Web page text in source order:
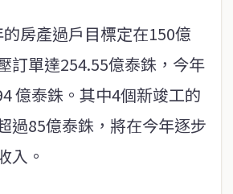
房產過戶目標定在150億
訂單達254.55億泰銖，今年
億泰銖。其中4個新竣工的
過85億泰銖，將在今年逐步
入。